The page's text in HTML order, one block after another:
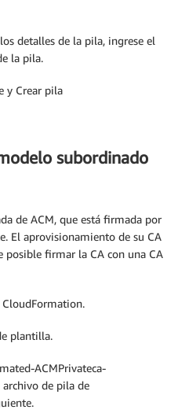
detalles de la pila, ingrese el
la pila.
y Crear pila
subordinado
de ACM, que está firmada por
El aprovisionamiento de su CA
posible firmar la CA con una CA
CloudFormation.
plantilla.
ACMPrivateca-
de pila de